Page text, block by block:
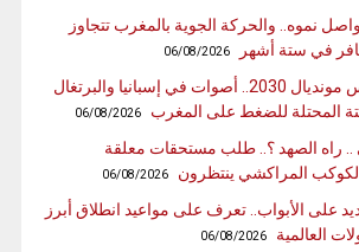
نموه.. والحركة الجوية بالمغرب تتجاوز
06/08/2026
محاولات لتسييس مونديال 2030.. أصوات في إسبانيا والبرتغال
المحتلة للضغط على المغرب
06/08/2026
.. راه الصهد ؟.. طلب مستحقات معلقة
المراكشي ينتظرون
06/08/2026
على الأبواب.. تعرف على مواعيد انطلاق أبرز
العالمية
06/08/2026